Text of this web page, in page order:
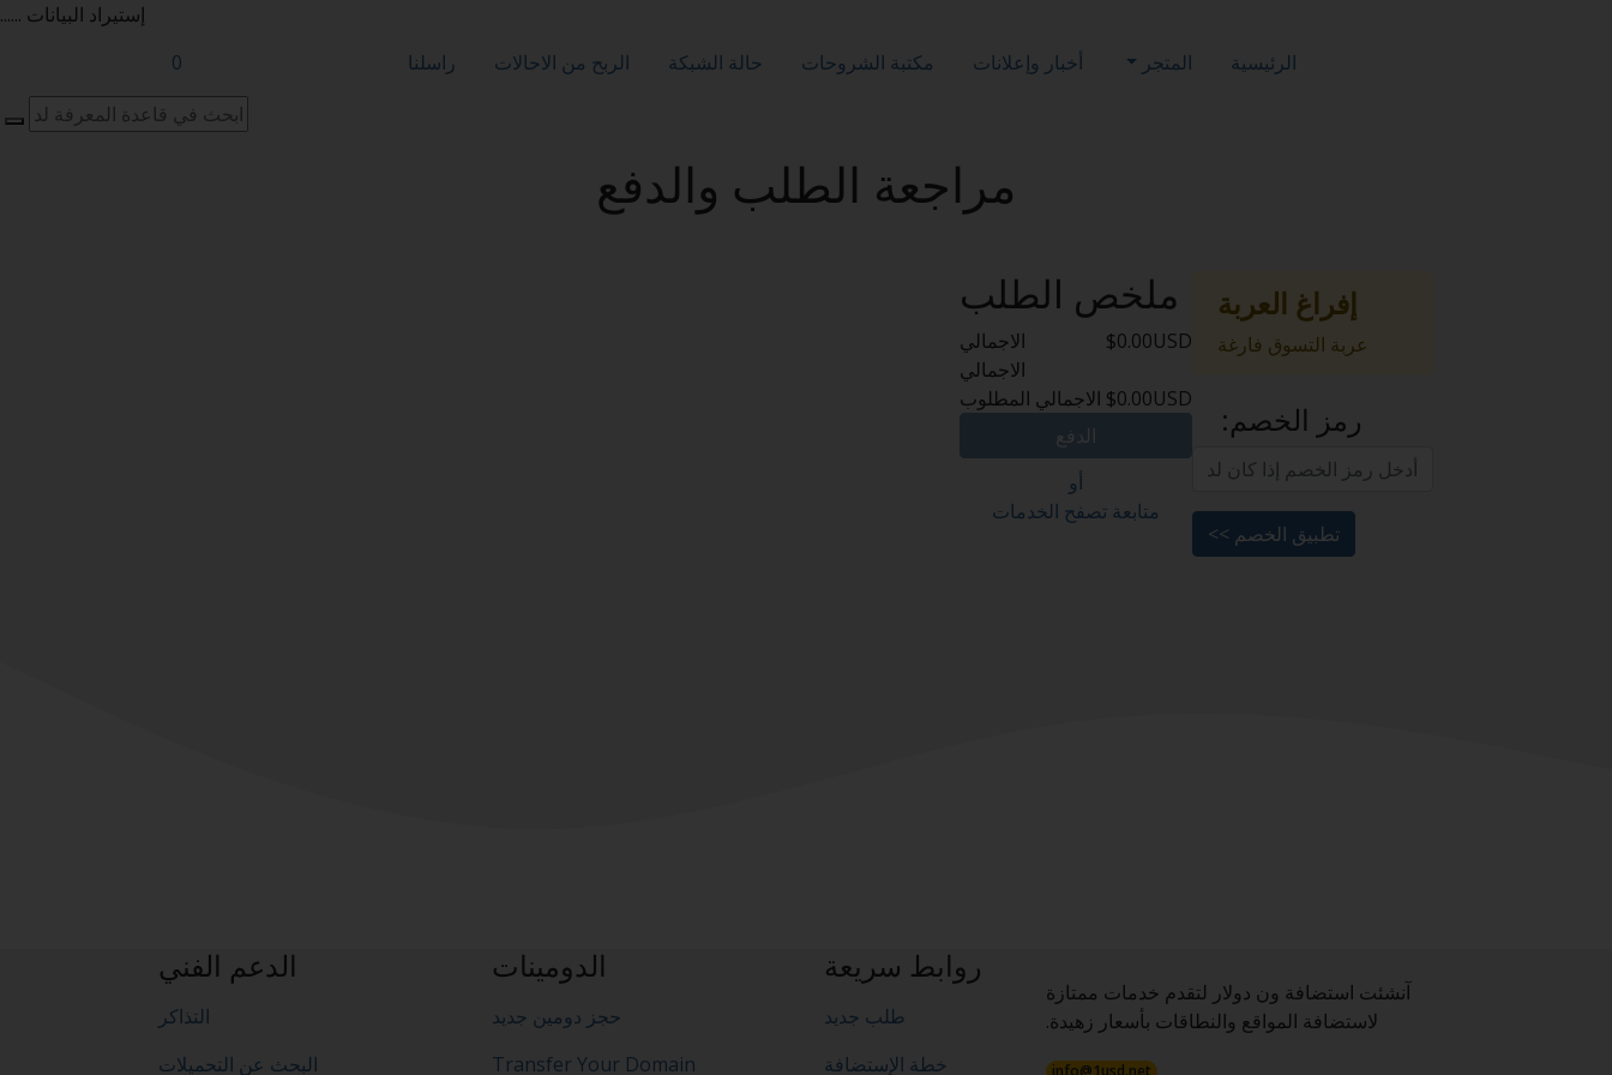
إستيراد البيانات ......
الرئيسية
المتجر أخبار وإعلانات مكتبة الشروحات حالة الشبكة الربح من الاحالات راسلنا 0
مراجعة الطلب والدفع
إفراغ العربة
عربة التسوق فارغة
رمز الخصم:
تطبيق الخصم >>
ملخص الطلب
الاجمالي
$0.00USD
الاجمالي
$0.00USD الاجمالي المطلوب
الدفع
أو
متابعة تصفح الخدمات
آنشئت استضافة ون دولار لتقدم خدمات ممتازة
لاستضافة المواقع والنطاقات بأسعار زهيدة.
info@1usd.net
روابط سريعة
طلب جديد
خطة الإستضافة
الدومينات
حجز دومين جديد
Transfer Your Domain
الدعم الفني
التذاكر
البحث عن التحميلات